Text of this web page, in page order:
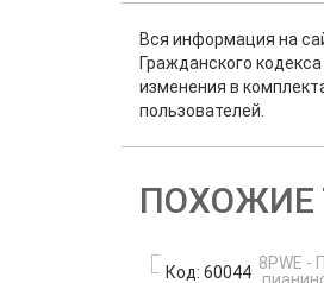
Вся информация на
Гражданского
изменения в
пользователей.
ПОХОЖИЕ
Код: 60044